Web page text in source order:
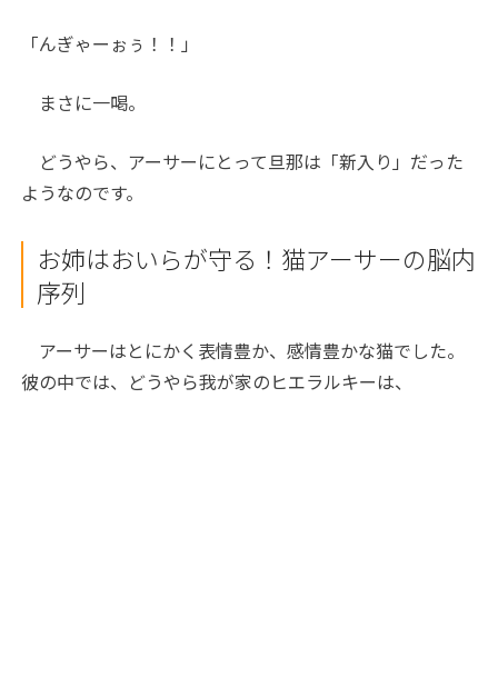
「んぎゃーぉぅ！！」
まさに一喝。
どうやら、アーサーにとって旦那は「新入り」だった
ようなのです。
お姉はおいらが守る！猫アーサーの脳内
序列
アーサーはとにかく表情豊か、感情豊かな猫でした。
彼の中では、どうやら我が家のヒエラルキーは、